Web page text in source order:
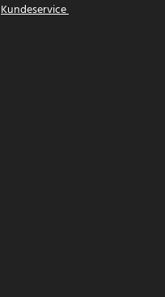
Kundeservice